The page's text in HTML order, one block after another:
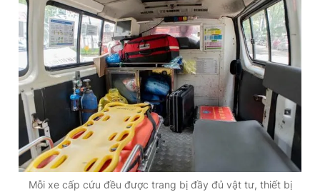
Mỗi xe cấp cứu đều được trang bị đầy đủ vật tư, thiết bị